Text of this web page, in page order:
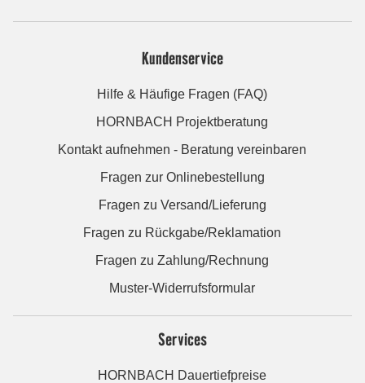
Kundenservice
Hilfe & Häufige Fragen (FAQ)
HORNBACH Projektberatung
Kontakt aufnehmen - Beratung vereinbaren
Fragen zur Onlinebestellung
Fragen zu Versand/Lieferung
Fragen zu Rückgabe/Reklamation
Fragen zu Zahlung/Rechnung
Muster-Widerrufsformular
Services
HORNBACH Dauertiefpreise